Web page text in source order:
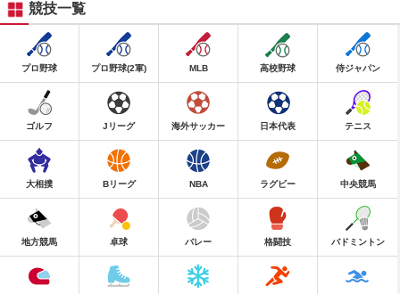
競技一覧
プロ野球 プロ野球(2軍) MLB 高校野球 侍ジャパン
ゴルフ Jリーグ 海外サッカー 日本代表 テニス
大相撲 Bリーグ NBA ラグビー 中央競馬
地方競馬 卓球 バレー 格闘技 バドミントン